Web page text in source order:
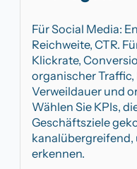
Für Social Media:
Reichweite, CTR.
Klickrate,
organischer
Verweildauer und
Wählen Sie KPIs,
Geschäftsziele
kanalübergreifend,
erkennen.